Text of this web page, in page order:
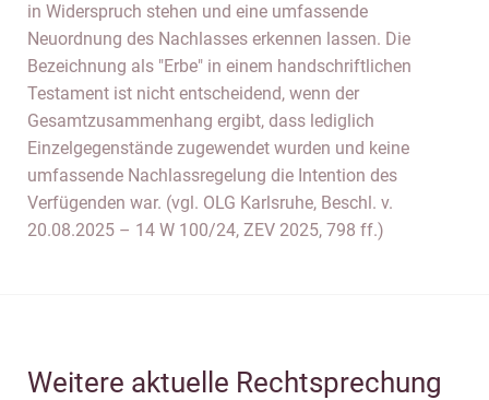
in Widerspruch stehen und eine umfassende
Neuordnung des Nachlasses erkennen lassen. Die
Bezeichnung als "Erbe" in einem handschriftlichen
Testament ist nicht entscheidend, wenn der
Gesamtzusammenhang ergibt, dass lediglich
Einzelgegenstände zugewendet wurden und keine
umfassende Nachlassregelung die Intention des
Verfügenden war. (vgl. OLG Karlsruhe, Beschl. v.
20.08.2025 – 14 W 100/24, ZEV 2025, 798 ff.)
Weitere aktuelle Rechtsprechung